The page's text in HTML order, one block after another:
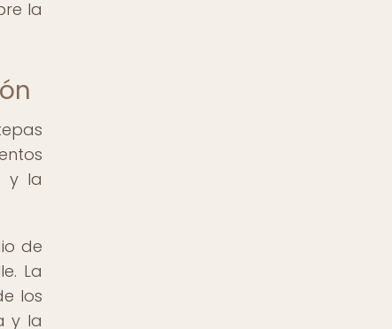
la
y la
de
La
los
y la